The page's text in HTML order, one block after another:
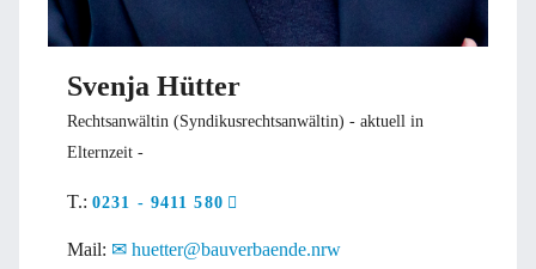
Svenja Hütter
Rechtsanwältin (Syndikusrechtsanwältin) - aktuell in
Elternzeit -
T.: 0231 - 9411 580
Mail: huetter@bauverbaende.nrw